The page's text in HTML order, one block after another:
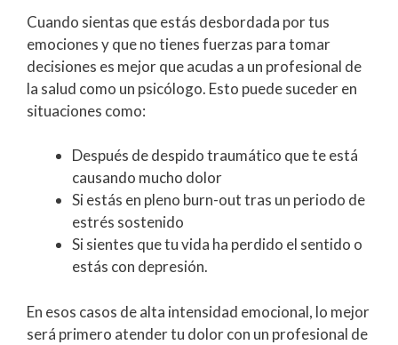
Cuando sientas que estás desbordada por tus
emociones y que no tienes fuerzas para tomar
decisiones es mejor que acudas a un profesional de
la salud como un psicólogo. Esto puede suceder en
situaciones como:
Después de despido traumático que te está
causando mucho dolor
Si estás en pleno burn-out tras un periodo de
estrés sostenido
Si sientes que tu vida ha perdido el sentido o
estás con depresión.
En esos casos de alta intensidad emocional, lo mejor
será primero atender tu dolor con un profesional de